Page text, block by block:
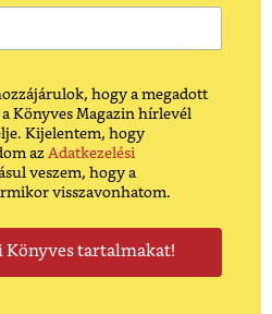
hogy a megadott
Könyves Magazin hírlevél
Kijelentem, hogy
az Adatkezelési
veszem, hogy a
visszavonhatom.